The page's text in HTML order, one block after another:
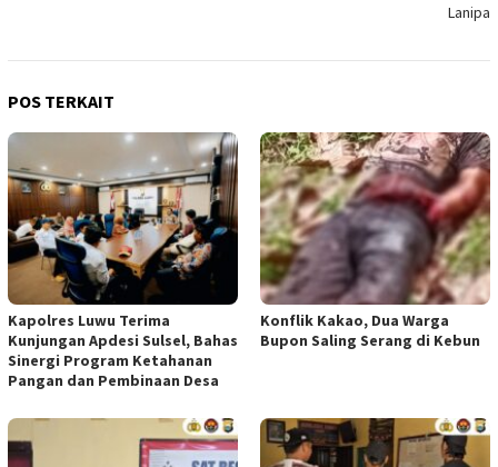
Lanipa
POS TERKAIT
Kapolres Luwu Terima
Kunjungan Apdesi Sulsel, Bahas
Sinergi Program Ketahanan
Pangan dan Pembinaan Desa
Konflik Kakao, Dua Warga
Bupon Saling Serang di Kebun